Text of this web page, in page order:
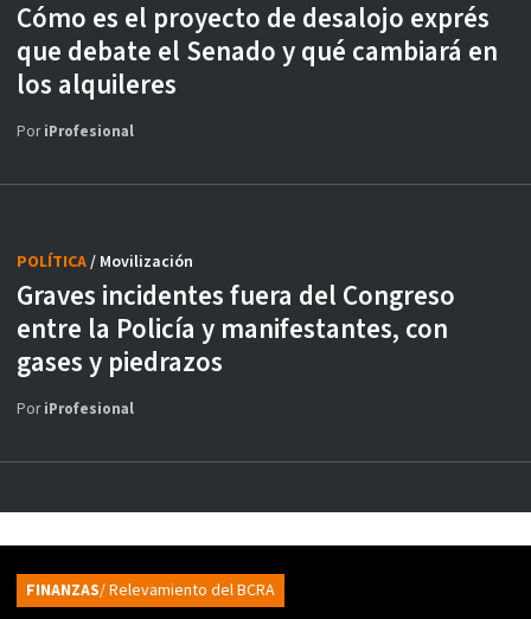
Cómo es el proyecto de desalojo exprés
que debate el Senado y qué cambiará en
los alquileres
PoriProfesional
Graves incidentes fuera del Congreso
entre la Policía y manifestantes, con
gases y piedrazos
POLÍTICA/ Movilización
PoriProfesional
FINANZAS/ Relevamiento del BCRA